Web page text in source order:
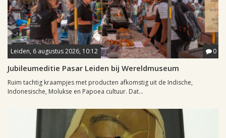
Leiden, 6 augustus 2026, 10:12 0
Jubileumeditie Pasar Leiden bij Wereldmuseum
Ruim tachtig kraampjes met producten afkomstig uit de Indische,
Indonesische, Molukse en Papoea cultuur. Dat...